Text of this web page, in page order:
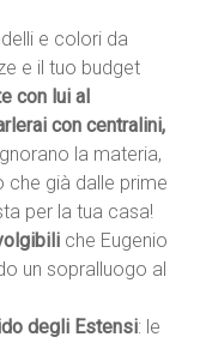
e colori da
e il tuo budget
con lui al
con centralini,
la materia,
che già dalle prime
per la tua casa!
che Eugenio
un sopralluogo al
degli Estensi: le